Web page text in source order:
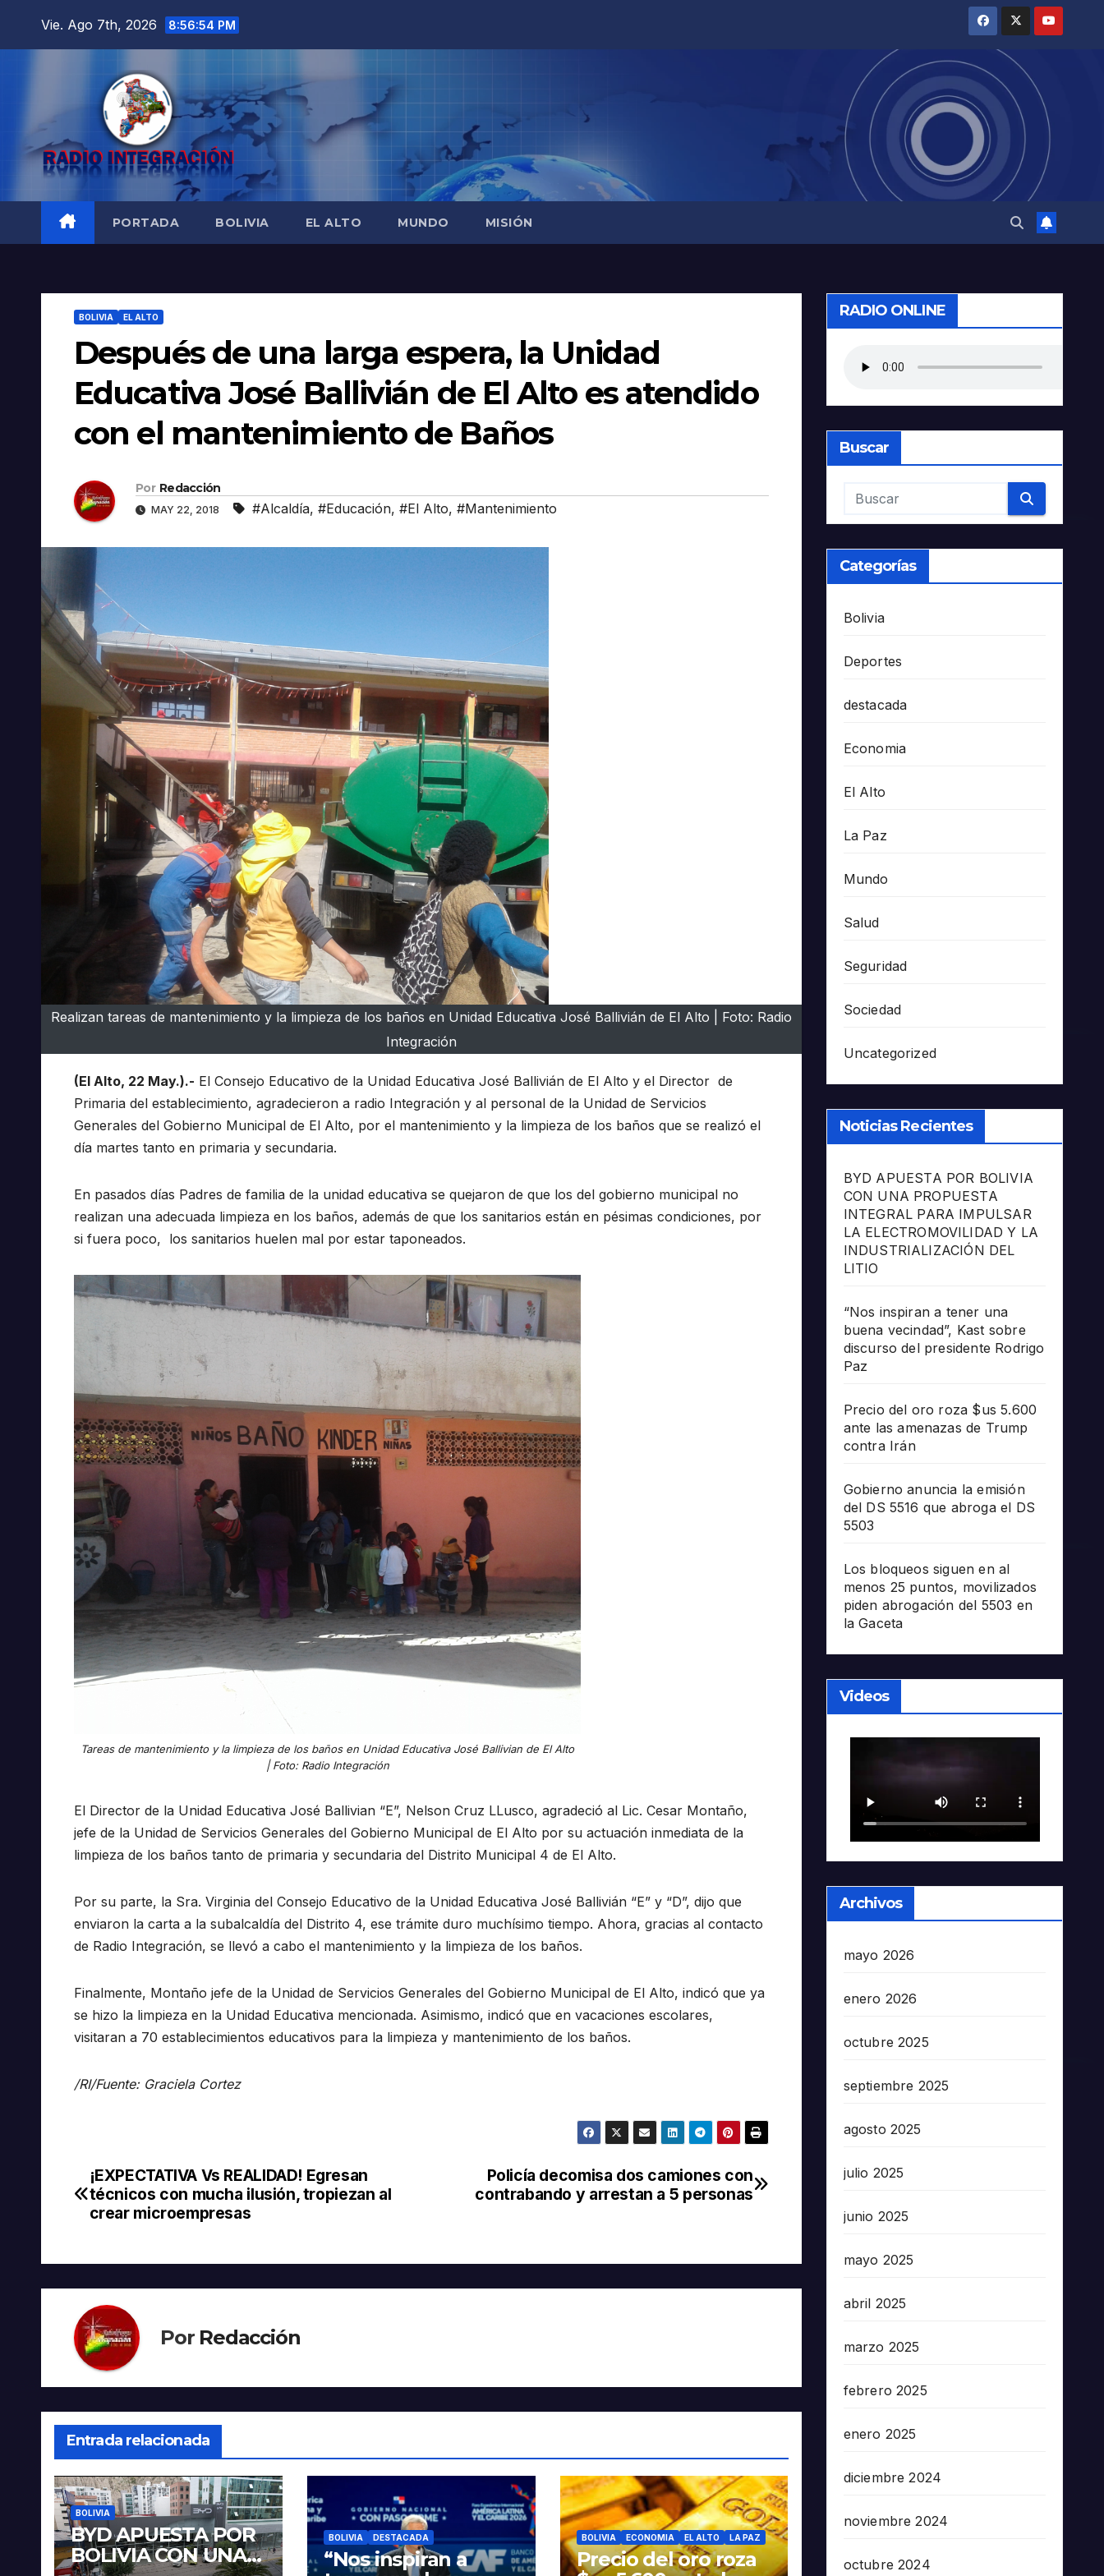
Vie. Ago 7th, 2026 8:56:56 PM
PORTADA BOLIVIA EL ALTO MUNDO MISIÓN
BOLIVIA EL ALTO
Después de una larga espera, la Unidad
Educativa José Ballivián de El Alto es atendido
con el mantenimiento de Baños
Por Redacción
MAY 22, 2018 #Alcaldía, #Educación, #El Alto, #Mantenimiento
Realizan tareas de mantenimiento y la limpieza de los baños en Unidad Educativa José Ballivián de El Alto | Foto: Radio
Integración
(El Alto, 22 May.).- El Consejo Educativo de la Unidad Educativa José Ballivián de El Alto y el Director de
Primaria del establecimiento, agradecieron a radio Integración y al personal de la Unidad de Servicios
Generales del Gobierno Municipal de El Alto, por el mantenimiento y la limpieza de los baños que se realizó el
día martes tanto en primaria y secundaria.
En pasados días Padres de familia de la unidad educativa se quejaron de que los del gobierno municipal no
realizan una adecuada limpieza en los baños, además de que los sanitarios están en pésimas condiciones, por
si fuera poco, los sanitarios huelen mal por estar taponeados.
Tareas de mantenimiento y la limpieza de los baños en Unidad Educativa José Ballivian de El Alto
| Foto: Radio Integración
El Director de la Unidad Educativa José Ballivian “E”, Nelson Cruz LLusco, agradeció al Lic. Cesar Montaño,
jefe de la Unidad de Servicios Generales del Gobierno Municipal de El Alto por su actuación inmediata de la
limpieza de los baños tanto de primaria y secundaria del Distrito Municipal 4 de El Alto.
Por su parte, la Sra. Virginia del Consejo Educativo de la Unidad Educativa José Ballivián “E” y “D”, dijo que
enviaron la carta a la subalcaldía del Distrito 4, ese trámite duro muchísimo tiempo. Ahora, gracias al contacto
de Radio Integración, se llevó a cabo el mantenimiento y la limpieza de los baños.
Finalmente, Montaño jefe de la Unidad de Servicios Generales del Gobierno Municipal de El Alto, indicó que ya
se hizo la limpieza en la Unidad Educativa mencionada. Asimismo, indicó que en vacaciones escolares,
visitaran a 70 establecimientos educativos para la limpieza y mantenimiento de los baños.
/RI/Fuente: Graciela Cortez
Navegación
de
Policía decomisa dos camiones con
contrabando y arrestan a 5 personas
¡EXPECTATIVA Vs REALIDAD! Egresan
técnicos con mucha ilusión, tropiezan al
crear microempresas
Por Redacción
Entrada relacionada
BOLIVIA
BYD APUESTA POR
BOLIVIA CON UNA
BOLIVIA DESTACADA
“Nos inspiran a
BOLIVIA ECONOMIA EL ALTO LA PAZ
Precio del oro roza
RADIO ONLINE
Buscar
Categorías
Bolivia
Deportes
destacada
Economia
El Alto
La Paz
Mundo
Salud
Seguridad
Sociedad
Uncategorized
Noticias Recientes
BYD APUESTA POR BOLIVIA
CON UNA PROPUESTA
INTEGRAL PARA IMPULSAR
LA ELECTROMOVILIDAD Y LA
INDUSTRIALIZACIÓN DEL
LITIO
“Nos inspiran a tener una
buena vecindad”, Kast sobre
discurso del presidente Rodrigo
Paz
Precio del oro roza $us 5.600
ante las amenazas de Trump
contra Irán
Gobierno anuncia la emisión
del DS 5516 que abroga el DS
5503
Los bloqueos siguen en al
menos 25 puntos, movilizados
piden abrogación del 5503 en
la Gaceta
Videos
Archivos
mayo 2026
enero 2026
octubre 2025
septiembre 2025
agosto 2025
julio 2025
junio 2025
mayo 2025
abril 2025
marzo 2025
febrero 2025
enero 2025
diciembre 2024
noviembre 2024
octubre 2024